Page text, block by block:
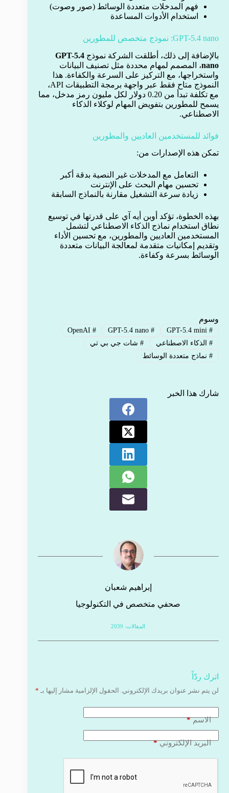
فهم المدخلات متعددة الوسائط (صور وصوت)
استخدام الأدوات المساعدة
GPT-5.4 nano: نموذج متخصص للمطورين
بالإضافة إلى ذلك، أطلقت الشركة نموذج GPT-5.4
nano، المصمم لمهام محددة مثل تصنيف البيانات
واستخراجها، مع التركيز على السرعة والكفاءة. هذا
النموذج متاح فقط عبر واجهة برمجة التطبيقات API،
مع تكلفة تبدأ من 0.20 دولار لكل مليون رمز مدخل، مما
يسمح للمطورين بتفويض المهام لوكلاء الذكاء
الاصطناعي.
فوائد للمستخدمين العاديين والمطورين
تمكن هذه الإصدارات من:
التعامل مع المدخلات غير النصية بدقة أكبر
تحسين مهام البحث على الإنترنت
زيادة سرعة التشغيل مقارنة بالنماذج السابقة
بهذه الخطوة، تؤكد أوبن أيه آي على قدرتها في توسيع
نطاق استخدام نماذج الذكاء الاصطناعي لتشمل
المستخدمين العاديين والمطورين، مع تحسين الأداء
وتقديم إمكانيات متقدمة لمعالجة البيانات متعددة
الوسائط بسرعة وكفاءة.
وسوم
#
GPT-5.4 mini
#
GPT-5.4 nano
#
#الذكاء الاصطناعي #شات جي بي تي
#نماذج متعددة الوسائط
شارك هذا الخبر
إبراهيم شعبان
صحفي متخصص في التكنولوجيا
المقالات: 2039
اترك ردّاً
لن يتم نشر عنوان بريدك الإلكتروني. الحقول الإلزامية مشار إليها بـ *
الاسم*
البريد الإلكتروني*